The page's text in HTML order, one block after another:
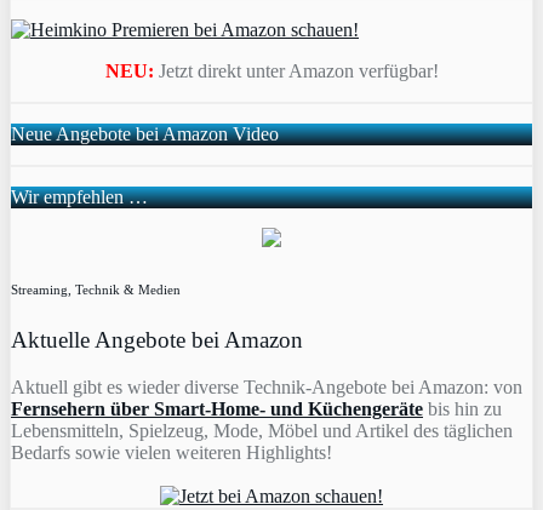
NEU: Jetzt direkt unter Amazon verfügbar!
Neue Angebote bei Amazon Video
Wir empfehlen …
Streaming, Technik & Medien
Aktuelle Angebote bei Amazon
Aktuell gibt es wieder diverse Technik-Angebote bei Amazon: von
Fernsehern über Smart-Home- und Küchengeräte bis hin zu
Lebensmitteln, Spielzeug, Mode, Möbel und Artikel des täglichen
Bedarfs sowie vielen weiteren Highlights!